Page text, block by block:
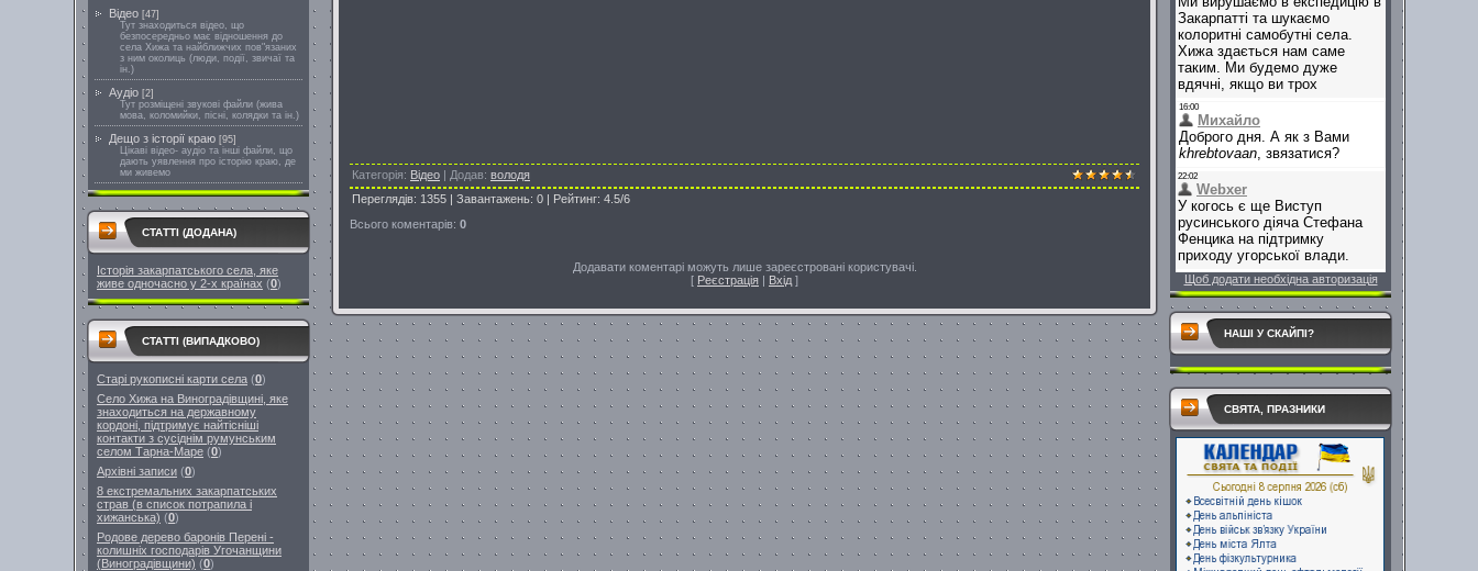
Відео [47]
Тут знаходиться відео, що
безпосередньо має відношення до
села Хижа та найближчих пов"язаних
з ним околиць (люди, події, звичаї та
ін.)
Аудіо [2]
Тут розміщені звукові файли (жива
мова, коломийки, пісні, колядки та ін.)
Дещо з історії краю [95]
Цікаві відео- аудіо та інші файли, що
дають уявлення про історію краю, де
ми живемо
СТАТТІ (ДОДАНА)
Історія закарпатського села, яке
живе одночасно у 2-х країнах (0)
СТАТТІ (ВИПАДКОВО)
Старі рукописні карти села (0)
Село Хижа на Виноградівщині, яке
знаходиться на державному
кордоні, підтримує найтісніші
контакти з сусіднім румунським
селом Тарна-Маре (0)
Архівні записи (0)
8 екстремальних закарпатських
страв (в список потрапила і
хижанська) (0)
Родове дерево баронів Перені -
колишніх господарів Угочанщини
(Виноградівщини) (0)
Категорія: Відео | Додав: володя
Переглядів: 1355 | Завантажень: 0 | Рейтинг: 4.5/6
Всього коментарів: 0
Додавати коментарі можуть лише зареєстровані користувачі.
[ Реєстрація | Вхід ] Щоб додати необхідна авторизація
НАШІ У СКАЙПІ?
СВЯТА, ПРАЗНИКИ